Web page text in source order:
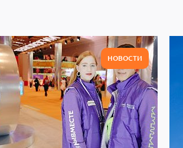
НОВОСТИ